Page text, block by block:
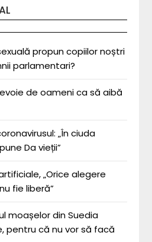
propun copiilor noștri
parlamentari?
de oameni ca să aibă
„În ciuda
Da vieții”
„Orice alegere
fie liberă”
moașelor din Suedia
pentru că nu vor să facă